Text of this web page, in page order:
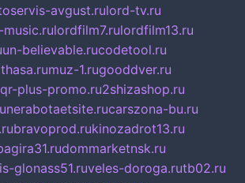
avgust.rulord-tv.ru
lordfilm7.rulordfilm13.ru
un-believable.rucodetool.ru
muz-1.rugooddver.ru
qr-plus-promo.ru2shizashop.ru
nerabotaetsite.rucarszona-bu.ru
bravoprod.rukinozadrot13.ru
dommarketnsk.ru
glonass51.ruveles-doroga.rutb02.ru